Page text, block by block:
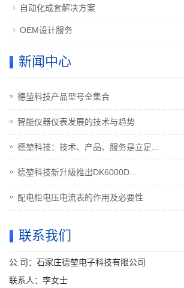
自动化成套解决方案
OEM设计服务
新闻中心
德堃科技产品型号全集合
智能仪器仪表发展的技术与趋势
德堃科技：技术、产品、服务是立足...
德堃科技新升级推出DK6000D...
配电柜电压电流表的作用及必要性
联系我们
公 司：石家庄德堃电子科技有限公司
联系人：李女士